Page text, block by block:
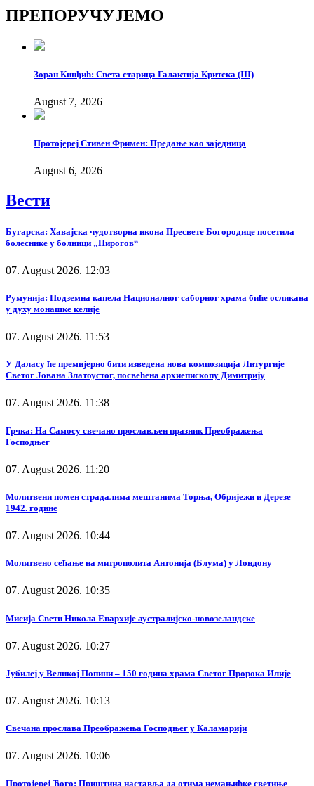
ПРЕПОРУЧУЈЕМО
Зоран Кинђић: Света старица Галактија Критска (III)
August 7, 2026
Протојереј Стивен Фримен: Предање као заједница
August 6, 2026
Вести
Бугарска: Хавајска чудотворна икона Пресвете Богородице посетила
болеснике у болници „Пирогов“
07. August 2026. 12:03
Румунија: Подземна капела Националног саборног храма биће осликана
у духу монашке келије
07. August 2026. 11:53
У Даласу ће премијерно бити изведена нова композиција Литургије
Светог Јована Златоустог, посвећена архиепископу Димитрију
07. August 2026. 11:38
Грчка: На Самосу свечано прослављен празник Преображења
Господњег
07. August 2026. 11:20
Молитвени помен страдалима мештанима Торња, Обријежи и Дерезе
1942. године
07. August 2026. 10:44
Молитвено сећање на митрополита Антонија (Блума) у Лондону
07. August 2026. 10:35
Мисија Свети Никола Епархије аустралијско-новозеландске
07. August 2026. 10:27
Јубилеј у Великој Попини – 150 година храма Светог Пророка Илије
07. August 2026. 10:13
Свечана прослава Преображења Господњег у Каламарији
07. August 2026. 10:06
Протојереј Ђого: Приштина наставља да отима немањићке светиње